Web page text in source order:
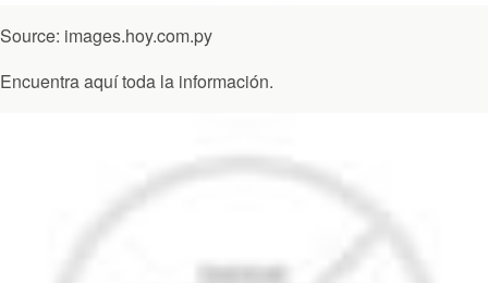
Source: images.hoy.com.py
Encuentra aquí toda la información.